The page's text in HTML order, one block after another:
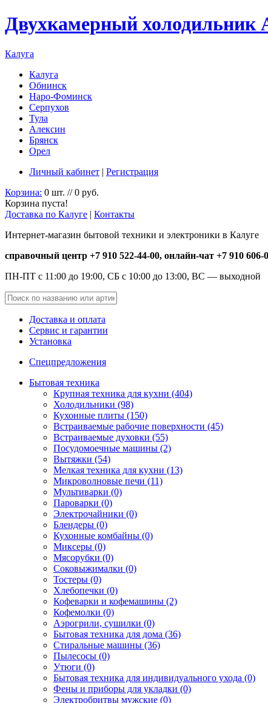
Двухкамерный холодильник
Калуга
Калуга
Обнинск
Наро-Фоминск
Серпухов
Тула
Алексин
Брянск
Орел
Личный кабинет | Регистрация
Корзина: 0 шт. // 0 руб.
Корзина пуста!
Доставка по Калуге | Контакты
Интернет-магазин бытовой техники и электроники в Калуге
справочный центр +7 910 522-44-00, онлайн-чат +7 910 606-
ПН-ПТ с 11:00 до 19:00, СБ с 10:00 до 13:00, ВС — выходной
Доставка и оплата
Сервис и гарантии
Установка
Спецпредложения
Бытовая техника
Крупная техника для кухни (404)
Холодильники (98)
Кухонные плиты (150)
Встраиваемые рабочие поверхности (45)
Встраиваемые духовки (55)
Посудомоечные машины (2)
Вытяжки (54)
Мелкая техника для кухни (13)
Микроволновые печи (11)
Мультиварки (0)
Пароварки (0)
Электрочайники (0)
Блендеры (0)
Кухонные комбайны (0)
Миксеры (0)
Мясорубки (0)
Соковыжималки (0)
Тостеры (0)
Хлебопечки (0)
Кофеварки и кофемашины (2)
Кофемолки (0)
Аэрогрили, сушилки (0)
Бытовая техника для дома (36)
Стиральные машины (36)
Пылесосы (0)
Утюги (0)
Бытовая техника для индивидуального ухода (0)
Фены и приборы для укладки (0)
Электробритвы мужские (0)